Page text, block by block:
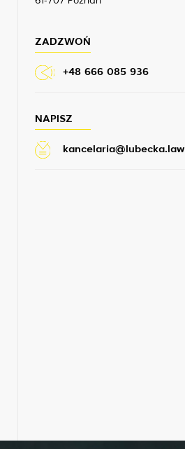
ZADZWOŃ
+48 666 085 936
NAPISZ
kancelaria@lubecka.law